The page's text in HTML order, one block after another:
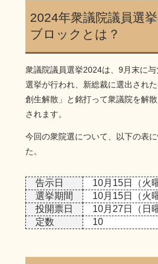
2024年衆議院議員選
ブロックとは？
衆議院議員選挙2024は、9月末に
選挙が行われ、新総裁に選出され
創生解散」と銘打って衆議院を解
されます。
今回の衆院選について、以下の表
た。
告示日
10月15日（火
選挙期間
10月15日（火
投開票日
10月27日（日
定数
10